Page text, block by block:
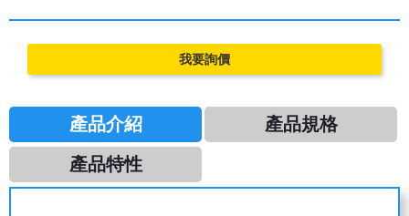
產品介紹
產品規格
產品特性